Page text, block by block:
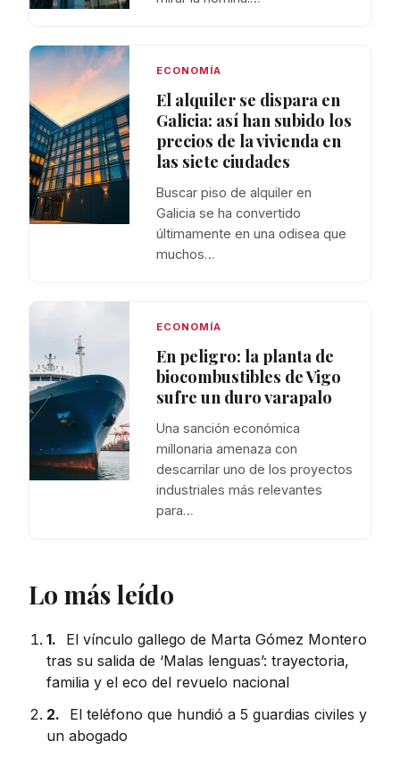
ECONOMÍA
El alquiler se dispara en
Galicia: así han subido los
precios de la vivienda en
las siete ciudades
Buscar piso de alquiler en
Galicia se ha convertido
últimamente en una odisea que
muchos…
ECONOMÍA
En peligro: la planta de
biocombustibles de Vigo
sufre un duro varapalo
Una sanción económica
millonaria amenaza con
descarrilar uno de los proyectos
industriales más relevantes
para…
Lo más leído
1.
El vínculo gallego de Marta Gómez Montero
tras su salida de ‘Malas lenguas’: trayectoria,
familia y el eco del revuelo nacional
2.
El teléfono que hundió a 5 guardias civiles y
un abogado